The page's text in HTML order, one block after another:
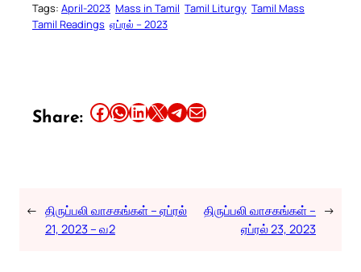
Tags: April-2023 Mass in Tamil Tamil Liturgy Tamil Mass
Tamil Readings ஏப்ரல் – 2023
Share: Share this article on Facebook Share this article on WhatsApp Share this article on LinkedIn Share this article on X Share this article on TelegramEmail this Article
← திருப்பலி வாசகங்கள் – ஏப்ரல்
21, 2023 – வ2
திருப்பலி வாசகங்கள் –
ஏப்ரல் 23, 2023
→